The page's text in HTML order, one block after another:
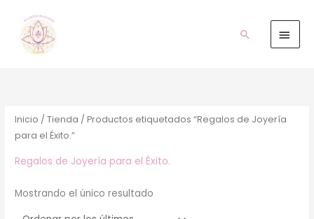
contenido
Buscar
Inicio /Tienda / Productos etiquetados “Regalos de Joyería
para el Éxito.”
Regalos de Joyería para el Éxito.
Mostrando el único resultado